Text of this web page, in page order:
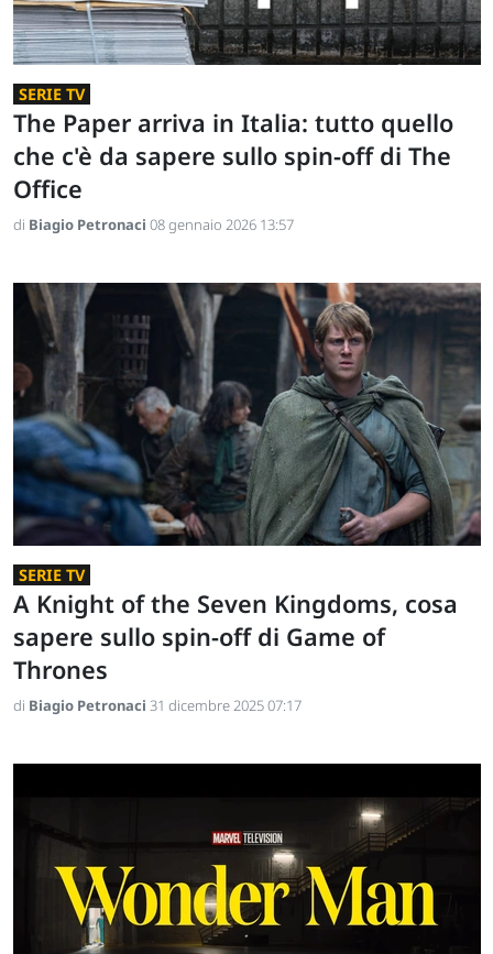
SERIE TV
The Paper arriva in Italia: tutto quello
che c'è da sapere sullo spin-off di The
Office
di Biagio Petronaci 08 gennaio 2026 13:57
SERIE TV
A Knight of the Seven Kingdoms, cosa
sapere sullo spin-off di Game of
Thrones
di Biagio Petronaci 31 dicembre 2025 07:17